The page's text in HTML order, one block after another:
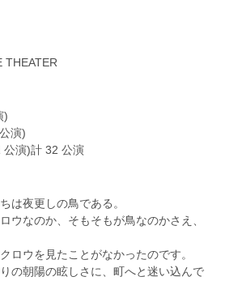
THEATER
)
演)
演)計 32 公演
は夜更しの鳥である。
ウなのか、そもそもが鳥なのかさえ、
ロウを見たことがなかったのです。
の朝陽の眩しさに、町へと迷い込んで